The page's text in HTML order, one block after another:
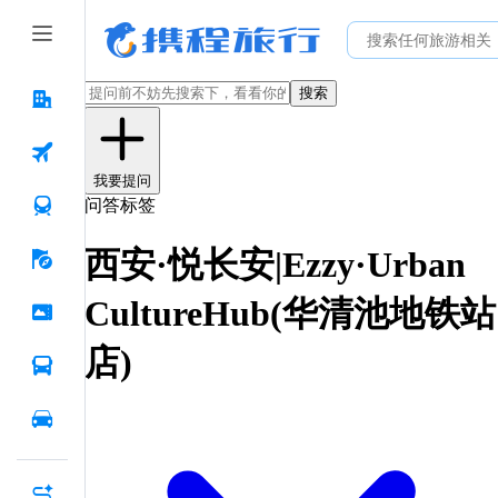
搜索
我要提问
问答标签
西安·悦长安|Ezzy·Urban
CultureHub(华清池地铁站
店)